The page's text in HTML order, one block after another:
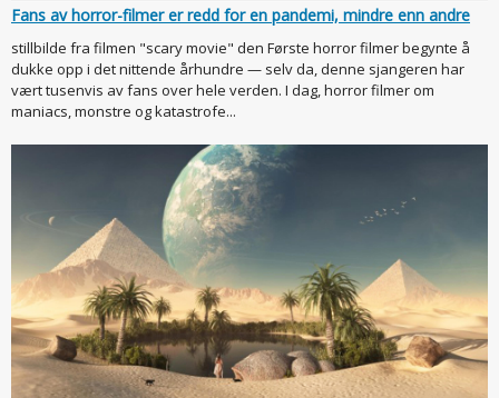
Fans av horror-filmer er redd for en pandemi, mindre enn andre
stillbilde fra filmen "scary movie" den Første horror filmer begynte å
dukke opp i det nittende århundre — selv da, denne sjangeren har
vært tusenvis av fans over hele verden. I dag, horror filmer om
maniacs, monstre og katastrofe...